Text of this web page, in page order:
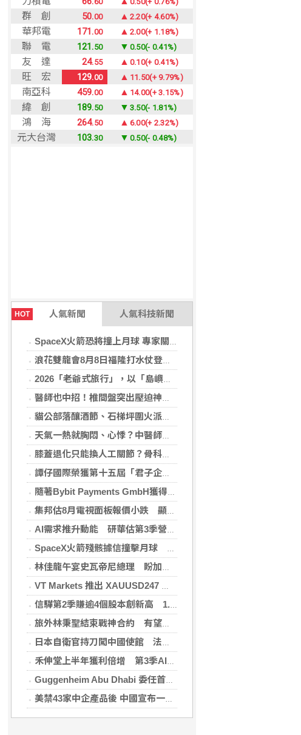
HOT 人氣新聞 人氣科技新聞
SpaceX火箭恐將撞上月球 專家關注衝擊後果
浪花雙龍會8月8日福隆打水仗登場 尚有免費名額快報名，還可抽住宿券！
2026「老爺式旅行」，以「島嶼的弦外之音」為題 帶旅人開箱歌劇院後台、探訪地下舞廳年代及體驗民歌
醫師也中招！椎間盤突出壓迫神經 微創內視鏡手術助重返正常生活
貓公部落釀酒節、石梯坪圍火派對 分別在中秋與國慶連假登場
天氣一熱就胸悶、心悸？中醫師提醒：高溫讓心臟負擔大增，別輕忽身體警訊
膝蓋退化只能換人工關節？骨科醫師解析「退化性關節炎」治療評估
譚仔國際榮獲第十五屆「君子企業獎」 卓越ESG及營商表現備受肯定
隨著Bybit Payments GmbH獲得電子貨幣機構牌照，Bybit.eu進一步拓展其在歐洲的業務布局
集邦估8月電視面板報價小跌 顯示器及NB面板持平
AI需求推升動能 研華估第3季營收雙增、毛利率持穩
SpaceX火箭殘骸據信撞擊月球 無即時畫面暫難確認
林佳龍午宴史瓦帝尼總理 盼加強各領域雙邊合作
VT Markets 推出 XAUUSD247 重新定義黃金交易時間
信驊第2季賺逾4個股本創新高 1.87億元參與M31私募
旅外林秉聖結束戰神合約 有望加盟PLG洋基工程
日本自衛官持刀闖中國使館 法庭上稱促中國改變外交
禾伸堂上半年獲利倍增 第3季AI用MLCC需求看旺
Guggenheim Abu Dhabi 委任首任館長
美禁43家中企產品後 中國宣布一連串反制措施